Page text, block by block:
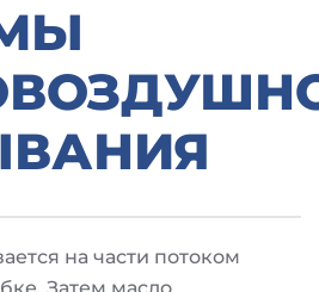
на части потоком